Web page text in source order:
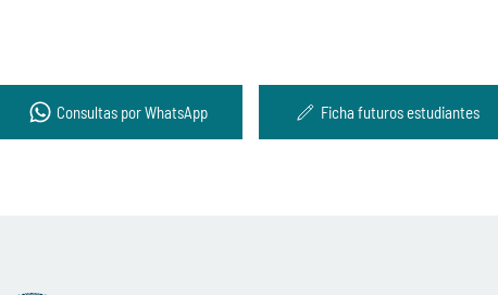
Consultas por WhatsApp Ficha futuros estudiantes